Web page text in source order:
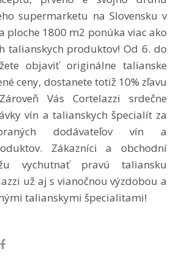
supermarketu na Slovensku v
ploche 1800 m2 ponúka viac ako
talianskych produktov! Od 6. do
objaviť originálne talianske
ceny, dostanete totiž 10% zľavu
Vás Cortelazzi srdečne
vín a talianskych špecialít za
dodávateľov vín a
Zákazníci a obchodní
vychutnať pravú taliansku
už aj s vianočnou výzdobou a
talianskymi špecialitami!